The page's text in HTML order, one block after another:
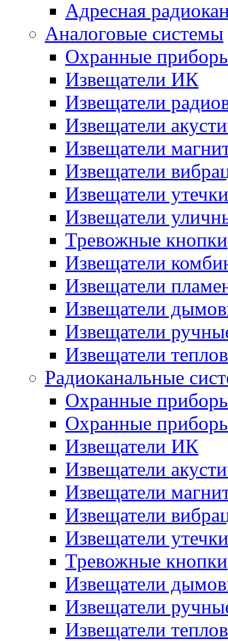
Адресная
Аналоговые системы
Охранные
Извещатели ИК
Извещатели
Извещатели
Извещатели
Извещатели
Извещатели утечки
Извещатели
Тревожные кнопки
Извещатели
Извещатели
Извещатели
Извещатели
Извещатели
Радиоканальные
Охранные
Охранные
Извещатели ИК
Извещатели
Извещатели
Извещатели
Извещатели утечки
Тревожные кнопки
Извещатели
Извещатели
Извещатели